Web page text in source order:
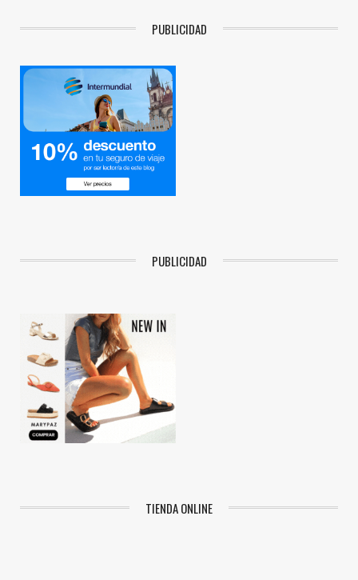
PUBLICIDAD
PUBLICIDAD
TIENDA ONLINE